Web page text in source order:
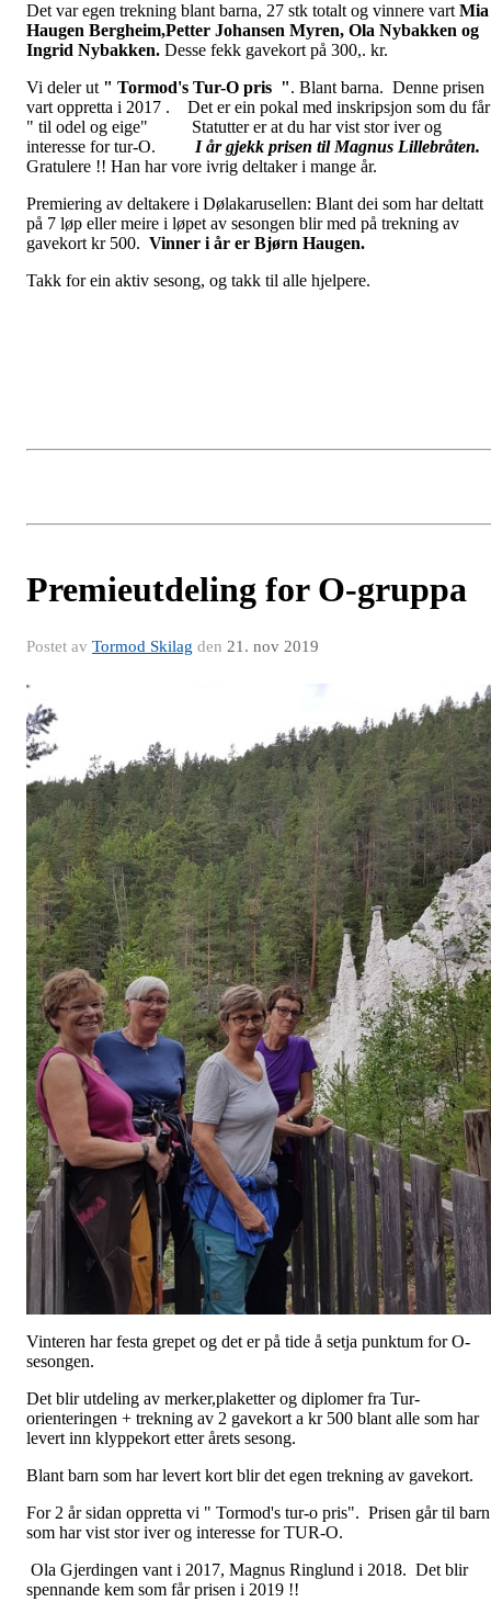
Det var egen trekning blant barna, 27 stk totalt og vinnere vart Mia
Haugen Bergheim,Petter Johansen Myren, Ola Nybakken og
Ingrid Nybakken. Desse fekk gavekort på 300,. kr.
Vi deler ut " Tormod's Tur-O pris ". Blant barna. Denne prisen
vart oppretta i 2017 . Det er ein pokal med inskripsjon som du får
" til odel og eige" Statutter er at du har vist stor iver og
interesse for tur-O.
I år gjekk prisen til Magnus Lillebråten.
Gratulere !! Han har vore ivrig deltaker i mange år.
Premiering av deltakere i Dølakarusellen: Blant dei som har deltatt
på 7 løp eller meire i løpet av sesongen blir med på trekning av
gavekort kr 500. Vinner i år er Bjørn Haugen.
Takk for ein aktiv sesong, og takk til alle hjelpere.
Premieutdeling for O-gruppa
Postet av Tormod Skilag den 21. nov 2019
Vinteren har festa grepet og det er på tide å setja punktum for O-
sesongen.
Det blir utdeling av merker,plaketter og diplomer fra Tur-
orienteringen + trekning av 2 gavekort a kr 500 blant alle som har
levert inn klyppekort etter årets sesong.
Blant barn som har levert kort blir det egen trekning av gavekort.
For 2 år sidan oppretta vi " Tormod's tur-o pris". Prisen går til barn
som har vist stor iver og interesse for TUR-O.
Ola Gjerdingen vant i 2017, Magnus Ringlund i 2018. Det blir
spennande kem som får prisen i 2019 !!